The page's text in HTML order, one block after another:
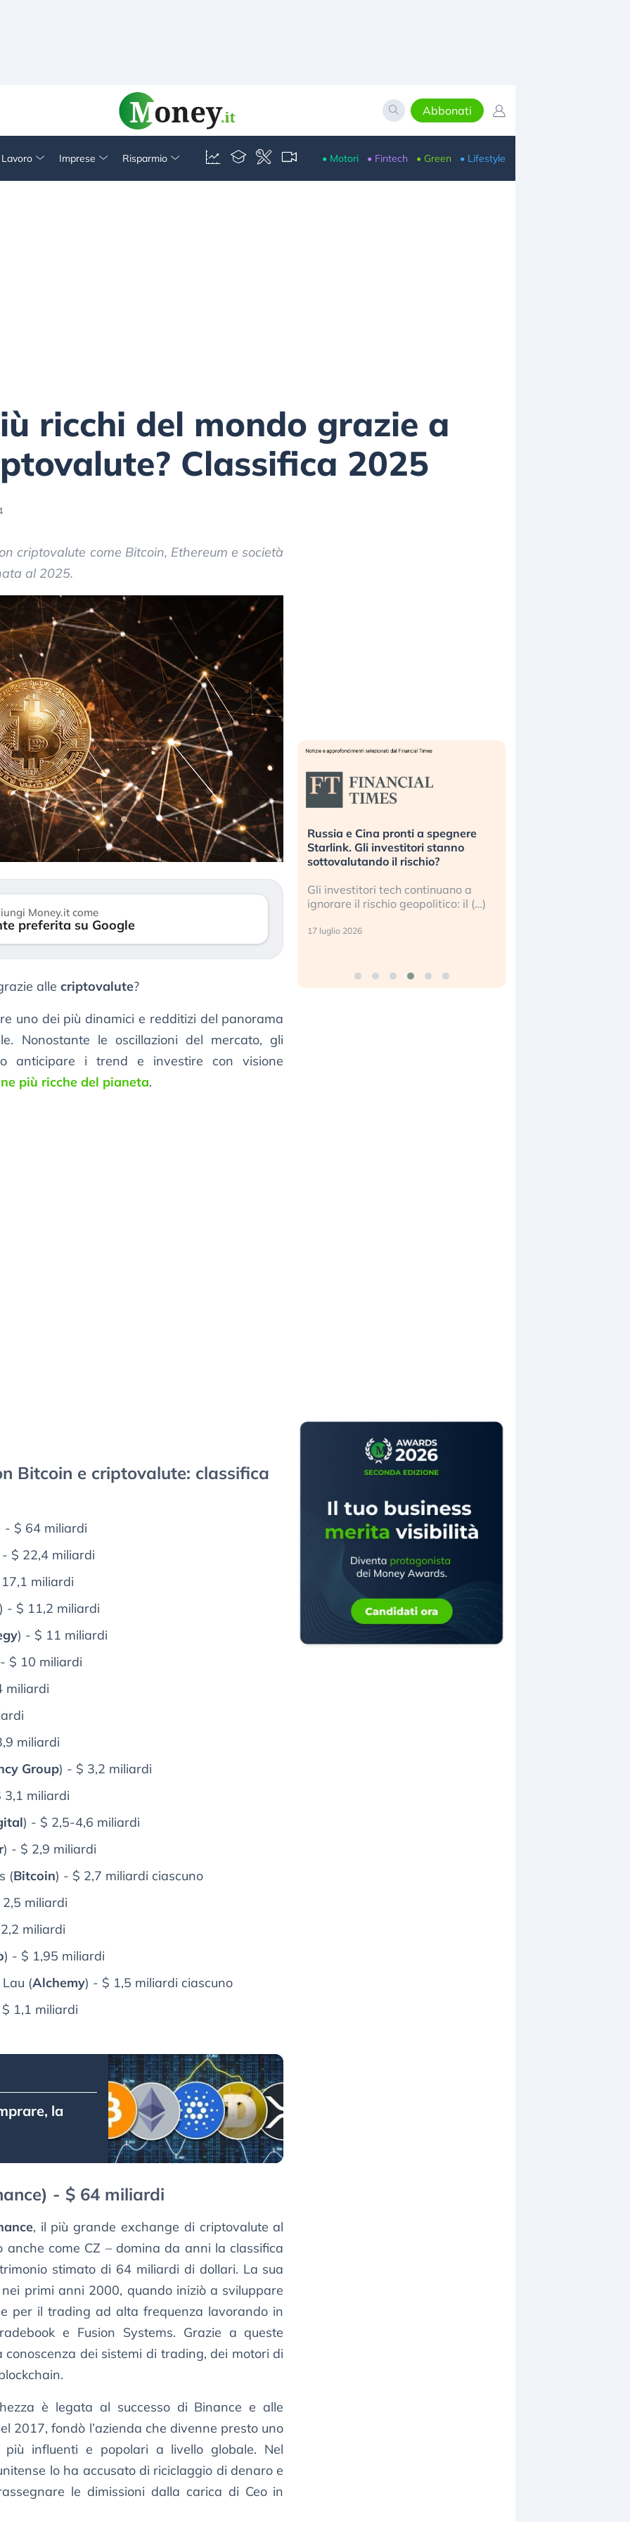
Abbonati
Imprese Risparmio • Motori • Fintech • Green • Lifestyle
ricchi del mondo grazie a
Classifica 2025
criptovalute come Bitcoin, Ethereum e società
al 2025.
Money.it come
preferita su Google
alle criptovalute?
uno dei più dinamici e redditizi del panorama
Nonostante le oscillazioni del mercato, gli
anticipare i trend e investire con visione
più ricche del pianeta.
Bitcoin e criptovalute: classifica
- $ 64 miliardi
$ 22,4 miliardi
miliardi
) - $ 11,2 miliardi
) - $ 11 miliardi
$ 10 miliardi
miliardi
miliardi
Group) - $ 3,2 miliardi
3,1 miliardi
) - $ 2,5-4,6 miliardi
) - $ 2,9 miliardi
(Bitcoin) - $ 2,7 miliardi ciascuno
miliardi
miliardi
) - $ 1,95 miliardi
(Alchemy) - $ 1,5 miliardi ciascuno
1,1 miliardi
la
- $ 64 miliardi
, il più grande exchange di criptovalute al
anche come CZ – domina da anni la classifica
stimato di 64 miliardi di dollari. La sua
primi anni 2000, quando iniziò a sviluppare
per il trading ad alta frequenza lavorando in
e Fusion Systems. Grazie a queste
dei sistemi di trading, dei motori di
è legata al successo di Binance e alle
2017, fondò l’azienda che divenne presto uno
influenti e popolari a livello globale. Nel
lo ha accusato di riciclaggio di denaro e
le dimissioni dalla carica di Ceo in
Investitori
lo scoppio
Quando la finanza pesa più
dell’economia reale. L’America sta
ripetendo gli errori del 2008?
sempre più sganciata dall’economia
reale. (…)
24 luglio 2026
Russia e Cina pronti a spegnere
Starlink. Gli investitori stanno
sottovalutando il rischio?
Gli investitori tech continuano a
ignorare il rischio geopolitico: il (…)
17 luglio 2026